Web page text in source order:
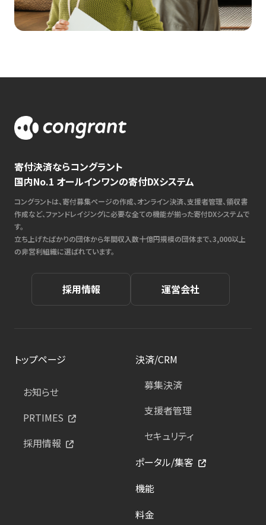
寄付決済ならコングラント
国内No.1 オールインワンの寄付DXシステム
コングラントは、寄付募集ページの作成、オンライン決済、支援者管理、領収書
作成など、ファンドレイジングに必要な全ての機能が揃った寄付DXシステムで
す。
立ち上げたばかりの団体から年間収入数十億円規模の団体まで、3,000以上
の非営利組織に選ばれています。
採用情報 運営会社
トップページ
お知らせ
PRTIMES
採用情報
決済/CRM
募集決済
支援者管理
セキュリティ
ポータル/集客
機能
料金